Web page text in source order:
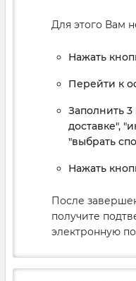
Для этого Вам
Нажать
Перейти к
Заполнить
доставке",
"выбрать
Нажать
После
получите
электронную